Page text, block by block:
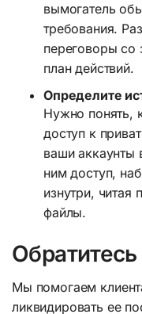
вымогатель
требования.
переговоры
план действий.
Определите
Нужно понять,
доступ к
ваши аккаунты
ним доступ,
изнутри, читая
файлы.
Мы помогаем
ликвидировать ее